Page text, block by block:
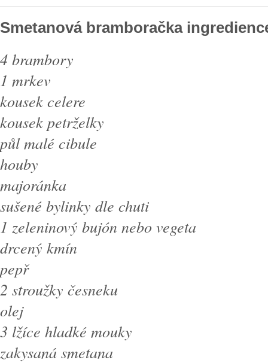
Smetanová bramboračka
4 brambory
1 mrkev
kousek celere
kousek petrželky
půl malé cibule
houby
majoránka
sušené bylinky dle chuti
1 zeleninový bujón nebo vegeta
drcený kmín
pepř
2 stroužky česneku
olej
3 lžíce hladké mouky
zakysaná smetana